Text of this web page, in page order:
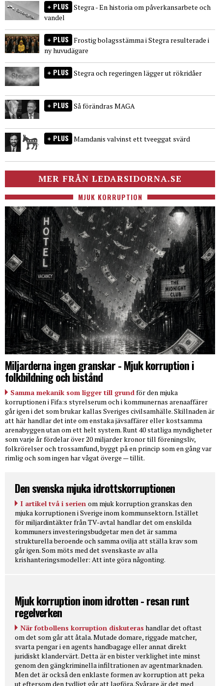
PLUS Stegra - En historia om påverkansarbete och
vandel
PLUS Frostig bolagsstämma i Stegra resulterade i
ny huvudägare
PLUS Stegra och regeringen lägger ut rökridåer
PLUS Så förändras MAGA
PLUS Mamdanis valvinst ett tveeggat svärd
MER FRÅN LEDARSIDORNA.SE
MJUK KORRUPTION
Miljarderna ingen granskar - Mjuk korruption i
folkbildning och bistånd
Samma mekanik som ligger till grundför den mjuka
korruptionen i Fifa:s styrelserum och i kommunernas arenaaffärer
går igen i det som brukar kallas Sveriges civilsamhälle. Skillnaden är
att här handlar det inte om enstaka jävsaffärer eller kostsamma
arenabyggen utan om ett helt system. Runt 40 statliga myndigheter
som varje år fördelar över 20 miljarder kronor till föreningsliv,
folkrörelser och trossamfund, byggt på en princip som en gång var
rimlig och som ingen har vågat överge — tillit.
Den svenska mjuka idrottskorruptionen
I artikel två i serien om mjuk korruption granskas den
mjuka korruptionen i Sverige inom kommunsektorn. Istället
för miljardintäkter från TV-avtal handlar det om enskilda
kommuners investeringsbudgetar men det är samma
strukturella beroende och samma ovilja att ställa krav som
går igen. Som möts med det svenskaste av alla
krishanteringsmodeller: Att inte göra någonting.
Mjuk korruption inom idrotten - resan runt
regelverken
När fotbollens korruption diskuteras handlar det oftast
om det som går att åtala. Mutade domare, riggade matcher,
svarta pengar i en agents handbagage eller annat direkt
juridiskt klandervärt. Detta är en bister verklighet inte minst
genom den gängkriminella infiltrationen av agentmarknaden.
Men det är också den enklaste formen av korruption att peka
ut eftersom den tydligt går att lagföra. Svårare är det med